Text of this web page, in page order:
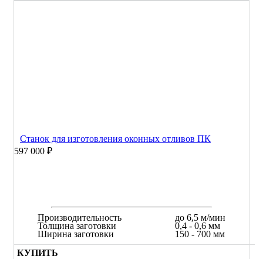
Станок для изготовления оконных отливов ПК
597 000 ₽
Производительность
Толщина заготовки
Ширина заготовки
до 6,5 м/мин
0,4 - 0,6 мм
150 - 700 мм
КУПИТЬ